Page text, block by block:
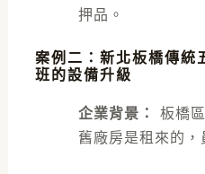
押品。
案例二：新北板橋傳
班的設備升級
企業背景：
板橋
舊廠房是租來的，